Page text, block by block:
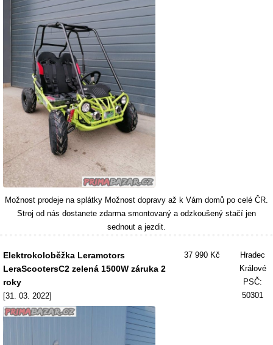
Možnost prodeje na splátky Možnost dopravy až k Vám domů po celé ČR.
Stroj od nás dostanete zdarma smontovaný a odzkoušený stačí jen
sednout a jezdit.
Elektrokoloběžka Leramotors
LeraScootersC2 zelená 1500W záruka 2
roky
[31. 03. 2022]
37 990 Kč
Hradec
Králové
PSČ:
50301